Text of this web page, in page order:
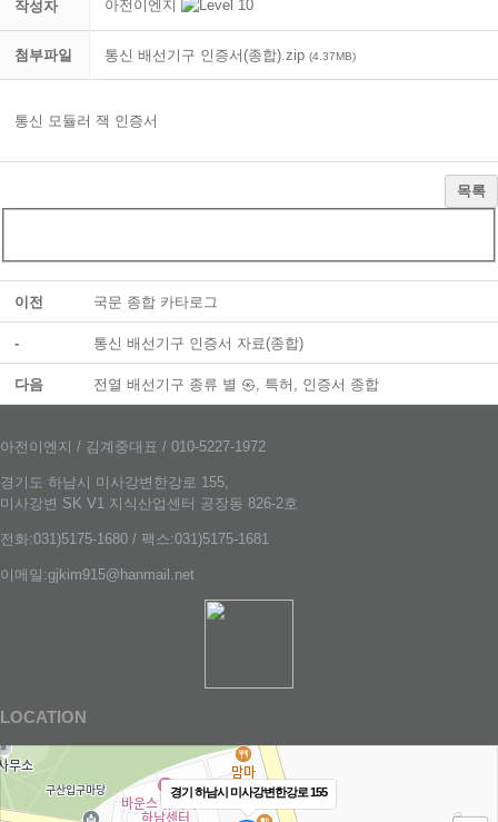
작성자 아전이엔지
첨부파일 통신 배선기구 인증서(종합).zip (4.37MB)
통신 모듈러 잭 인증서
목록
이전 국문 종합 카타로그
- 통신 배선기구 인증서 자료(종합)
다음 전열 배선기구 종류 별 ㉿, 특허, 인증서 종합
아전이엔지 / 김계중대표 / 010-5227-1972
경기도 하남시 미사강변한강로 155,
미사강변 SK V1 지식산업센터 공장동 826-2호
전화:031)5175-1680 / 팩스:031)5175-1681
이메일:gjkim915@hanmail.net
LOCATION
경기 하남시 미사강변한강로 155